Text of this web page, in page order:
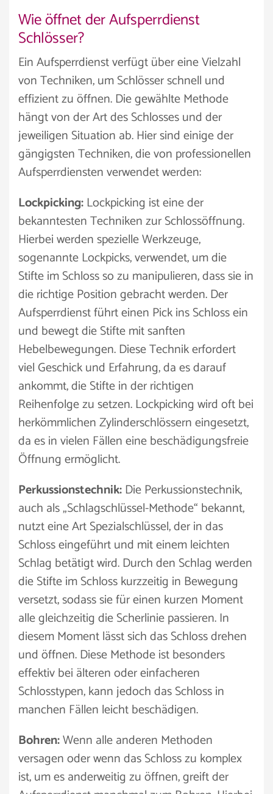
Wie öffnet der Aufsperrdienst
Schlösser?
Ein Aufsperrdienst verfügt über eine Vielzahl
von Techniken, um Schlösser schnell und
effizient zu öffnen. Die gewählte Methode
hängt von der Art des Schlosses und der
jeweiligen Situation ab. Hier sind einige der
gängigsten Techniken, die von professionellen
Aufsperrdiensten verwendet werden:
Lockpicking: Lockpicking ist eine der
bekanntesten Techniken zur Schlossöffnung.
Hierbei werden spezielle Werkzeuge,
sogenannte Lockpicks, verwendet, um die
Stifte im Schloss so zu manipulieren, dass sie in
die richtige Position gebracht werden. Der
Aufsperrdienst führt einen Pick ins Schloss ein
und bewegt die Stifte mit sanften
Hebelbewegungen. Diese Technik erfordert
viel Geschick und Erfahrung, da es darauf
ankommt, die Stifte in der richtigen
Reihenfolge zu setzen. Lockpicking wird oft bei
herkömmlichen Zylinderschlössern eingesetzt,
da es in vielen Fällen eine beschädigungsfreie
Öffnung ermöglicht.
Perkussionstechnik: Die Perkussionstechnik,
auch als „Schlagschlüssel-Methode“ bekannt,
nutzt eine Art Spezialschlüssel, der in das
Schloss eingeführt und mit einem leichten
Schlag betätigt wird. Durch den Schlag werden
die Stifte im Schloss kurzzeitig in Bewegung
versetzt, sodass sie für einen kurzen Moment
alle gleichzeitig die Scherlinie passieren. In
diesem Moment lässt sich das Schloss drehen
und öffnen. Diese Methode ist besonders
effektiv bei älteren oder einfacheren
Schlosstypen, kann jedoch das Schloss in
manchen Fällen leicht beschädigen.
Bohren:Wenn alle anderen Methoden
versagen oder wenn das Schloss zu komplex
ist, um es anderweitig zu öffnen, greift der